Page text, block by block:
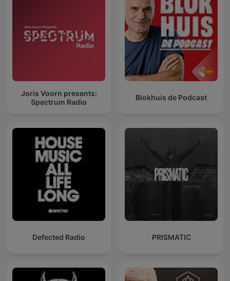
Joris Voorn presents:
Spectrum Radio
Blokhuis de Podcast
Defected Radio PRISMATIC